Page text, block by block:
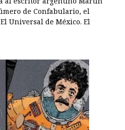
de Confabulario, el
Universal de México. El